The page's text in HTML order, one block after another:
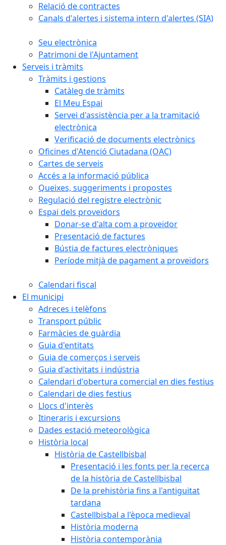
Relació de contractes
Canals d'alertes i sistema intern d'alertes (SIA)
Seu electrònica
Patrimoni de l'Ajuntament
Serveis i tràmits
Tràmits i gestions
Catàleg de tràmits
El Meu Espai
Servei d'assistència per a la tramitació
electrònica
Verificació de documents electrònics
Oficines d'Atenció Ciutadana (OAC)
Cartes de serveis
Accés a la informació pública
Queixes, suggeriments i propostes
Regulació del registre electrònic
Espai dels proveïdors
Donar-se d'alta com a proveïdor
Presentació de factures
Bústia de factures electròniques
Període mitjà de pagament a proveïdors
Calendari fiscal
El municipi
Adreces i telèfons
Transport públic
Farmàcies de guàrdia
Guia d'entitats
Guia de comerços i serveis
Guia d'activitats i indústria
Calendari d'obertura comercial en dies festius
Calendari de dies festius
Llocs d'interès
Itineraris i excursions
Dades estació meteorològica
Història local
Història de Castellbisbal
Presentació i les fonts per la recerca
de la història de Castellbisbal
De la prehistòria fins a l'antiguitat
tardana
Castellbisbal a l'època medieval
Història moderna
Història contemporània